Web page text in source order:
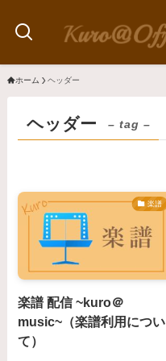
ホーム ヘッダー
ヘッダー – tag –
楽譜
楽譜 配信 ~kuro＠
music~（楽譜利用につい
て）